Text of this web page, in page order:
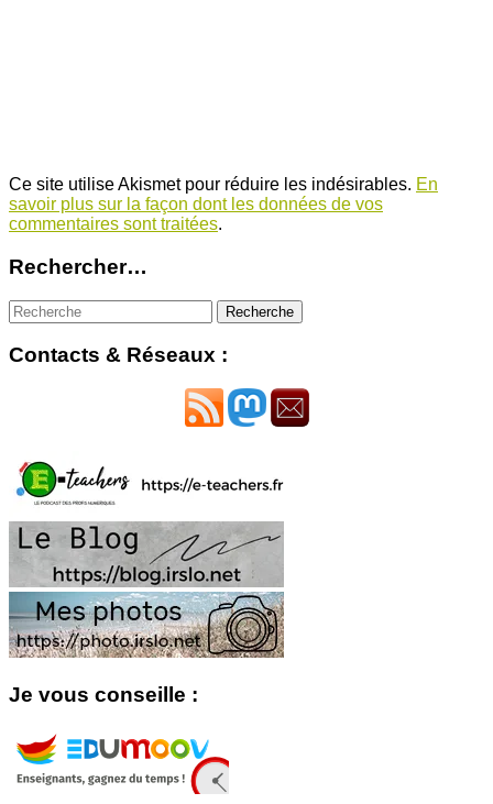
Ce site utilise Akismet pour réduire les indésirables. En
savoir plus sur la façon dont les données de vos
commentaires sont traitées.
Rechercher…
Contacts & Réseaux :
Je vous conseille :